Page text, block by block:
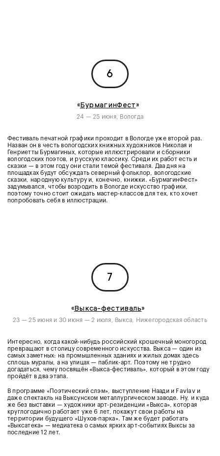
6
«БурмагинФест»
24 — 25 июня, Вологда
Фестиваль печатной графики проходит в Вологде уже второй раз.
Назван он в честь вологодских книжных художников Николая и
Генриетты Бурмагиных, которые иллюстрировали и сборники
вологодских поэтов, и русскую классику. Среди их работ есть и
сказки — в этом году они стали темой фестиваля. Два дня на
площадках будут обсуждать северный фольклор, вологодские
сказки, народную культуру и, конечно, книжки. «БурмагинФест»
задумывался, чтобы возродить в Вологде искусство графики,
поэтому точно стоит ожидать мастер-классов для тех, кто хочет
попробовать себя в иллюстрации.
7
«Выкса-фестиваль»
23 — 25 июня и 30 июня — 2 июля, Выкса, Нижегородская область
Интересно, когда какой-нибудь российский крошечный моногород
превращают в столицу современного искусства. Выкса — один из
самых заметных: на промышленных зданиях и жилых домах здесь
сплошь муралы, а на улицах — паблик-арт. Поэтому не трудно
догадаться, чему посвящён «Выкса-фестиваль», который в этом году
пройдёт в два этапа.
В программе «Поэтический слэм», выступление Наади и Favlav и
даже спектакль на Выксунском металлургическом заводе. Ну, и куда
же без выставки — художники арт-резиденции «Выкса», которая
круглогодично работает уже 6 лет, покажут свои работы на
территории будущего «Шухов-парка». Там же будет работать
«Выксатека» — медиатека о самых ярких арт-событиях Выксы за
последние 12 лет.